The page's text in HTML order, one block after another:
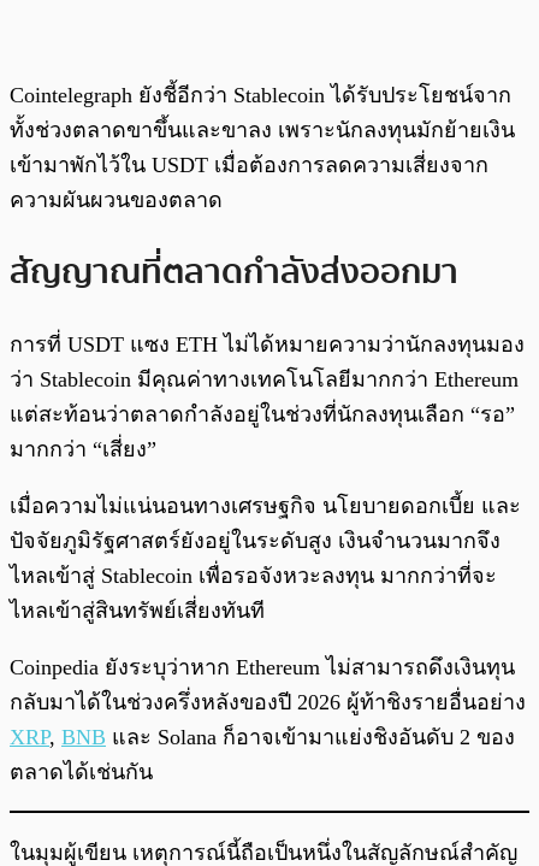
Cointelegraph ยังชี้อีกว่า Stablecoin ได้รับประโยชน์จาก
ทั้งช่วงตลาดขาขึ้นและขาลง เพราะนักลงทุนมักย้ายเงิน
เข้ามาพักไว้ใน USDT เมื่อต้องการลดความเสี่ยงจาก
ความผันผวนของตลาด
สัญญาณที่ตลาดกำลังส่งออกมา
การที่ USDT แซง ETH ไม่ได้หมายความว่านักลงทุนมอง
ว่า Stablecoin มีคุณค่าทางเทคโนโลยีมากกว่า Ethereum
แต่สะท้อนว่าตลาดกำลังอยู่ในช่วงที่นักลงทุนเลือก “รอ”
มากกว่า “เสี่ยง”
เมื่อความไม่แน่นอนทางเศรษฐกิจ นโยบายดอกเบี้ย และ
ปัจจัยภูมิรัฐศาสตร์ยังอยู่ในระดับสูง เงินจำนวนมากจึง
ไหลเข้าสู่ Stablecoin เพื่อรอจังหวะลงทุน มากกว่าที่จะ
ไหลเข้าสู่สินทรัพย์เสี่ยงทันที
Coinpedia ยังระบุว่าหาก Ethereum ไม่สามารถดึงเงินทุน
กลับมาได้ในช่วงครึ่งหลังของปี 2026 ผู้ท้าชิงรายอื่นอย่าง
XRP, BNB และ Solana ก็อาจเข้ามาแย่งชิงอันดับ 2 ของ
ตลาดได้เช่นกัน
ในมุมผู้เขียน เหตุการณ์นี้ถือเป็นหนึ่งในสัญลักษณ์สำคัญ